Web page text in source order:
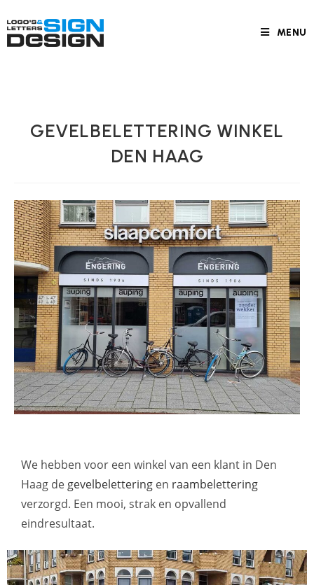
MENU
GEVELBELETTERING WINKEL
DEN HAAG
We hebben voor een winkel van een klant in Den
Haag de gevelbelettering en raambelettering
verzorgd. Een mooi, strak en opvallend
eindresultaat.